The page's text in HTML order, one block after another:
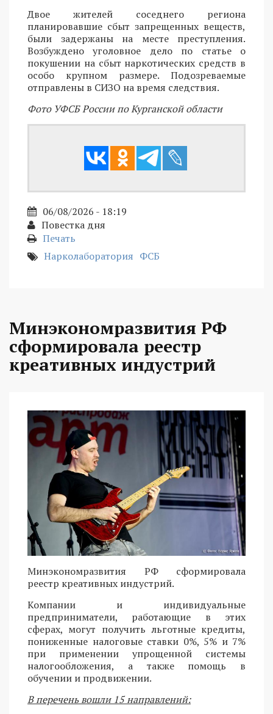
Двое жителей соседнего региона
планировавшие сбыт запрещенных веществ,
были задержаны на месте преступления.
Возбуждено уголовное дело по статье о
покушении на сбыт наркотических средств в
особо крупном размере. Подозреваемые
отправлены в СИЗО на время следствия.
Фото УФСБ России по Курганской области
06/08/2026 - 18:19
Повестка дня
Печать
Нарколаборатория ФСБ
Минэкономразвития РФ
сформировала реестр
креативных индустрий
Минэкономразвития РФ сформировала
реестр креативных индустрий.
Компании и индивидуальные
предприниматели, работающие в этих
сферах, могут получить льготные кредиты,
пониженные налоговые ставки 0%, 5% и 7%
при применении упрощенной системы
налогообложения, а также помощь в
обучении и продвижении.
В перечень вошли 15 направлений: